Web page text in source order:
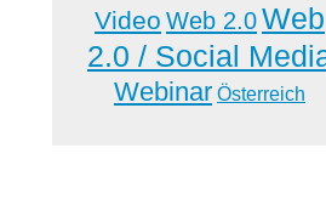
Video Web 2.0Web
2.0 / Social
Webinar Österreich